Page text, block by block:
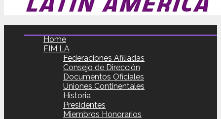
Home
FIM LA
Federaciones Afiliadas
Consejo de Dirección
Documentos Oficiales
Uniones Continentales
Historia
Presidentes
Miembros Honorarios